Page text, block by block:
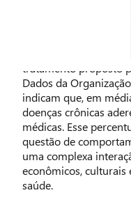
crônicas é um dos
sucesso do cuidado
No entanto, a
tratamento proposto
Dados da
indicam que, em
doenças crônicas
médicas. Esse
questão de
uma complexa
econômicos, culturais
saúde.